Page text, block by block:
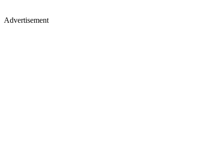
Advertisement